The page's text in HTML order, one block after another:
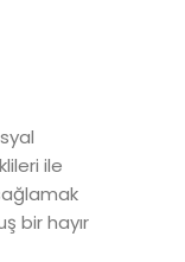
ile
bir hayır